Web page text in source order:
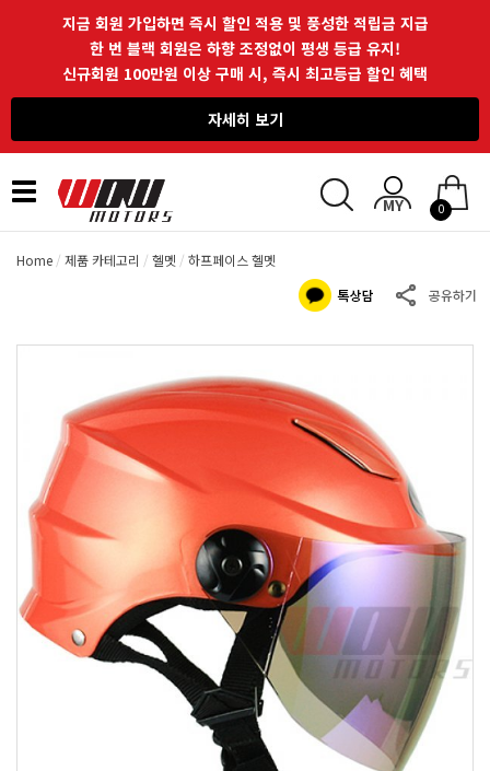
지금 회원 가입하면 즉시 할인 적용 및 풍성한 적립금 지급
한 번 블랙 회원은 하향 조정없이 평생 등급 유지!
신규회원 100만원 이상 구매 시, 즉시 최고등급 할인 혜택
자세히 보기
Toggle
navigation
0
Home 제품 카테고리 헬멧 하프페이스 헬멧